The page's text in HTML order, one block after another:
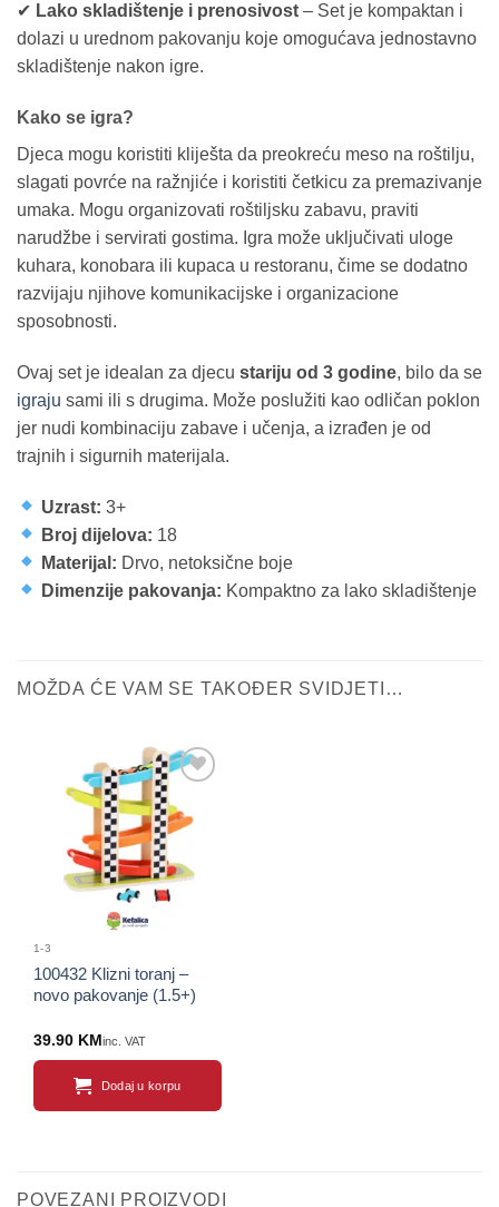
✔ Lako skladištenje i prenosivost – Set je kompaktan i
dolazi u urednom pakovanju koje omogućava jednostavno
skladištenje nakon igre.
Kako se igra?
Djeca mogu koristiti kliješta da preokreću meso na roštilju,
slagati povrće na ražnjiće i koristiti četkicu za premazivanje
umaka. Mogu organizovati roštiljsku zabavu, praviti
narudžbe i servirati gostima. Igra može uključivati uloge
kuhara, konobara ili kupaca u restoranu, čime se dodatno
razvijaju njihove komunikacijske i organizacione
sposobnosti.
Ovaj set je idealan za djecu stariju od 3 godine, bilo da se
igraju sami ili s drugima. Može poslužiti kao odličan poklon
jer nudi kombinaciju zabave i učenja, a izrađen je od
trajnih i sigurnih materijala.
Uzrast: 3+
Broj dijelova: 18
Materijal: Drvo, netoksične boje
Dimenzije pakovanja: Kompaktno za lako skladištenje
MOŽDA ĆE VAM SE TAKOĐER SVIDJETI…
Sačuvaj
proizvod
1-3
100432 Klizni toranj –
novo pakovanje (1.5+)
39.90 KM inc. VAT
Dodaj u korpu
POVEZANI PROIZVODI